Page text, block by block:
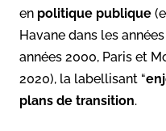
en politique publique
Havane dans les
années 2000, Paris et
2020), la labellisant “
plans de transition.